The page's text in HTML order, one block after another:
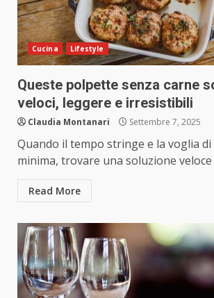
Cucina Lifestyle
Queste polpette senza carne
veloci, leggere e irresistibili
Claudia Montanari Settembre 7, 2025
Quando il tempo stringe e la voglia di
minima, trovare una soluzione veloce
Read More